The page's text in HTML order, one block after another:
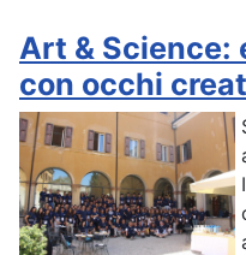
Art & Science:
con occhi